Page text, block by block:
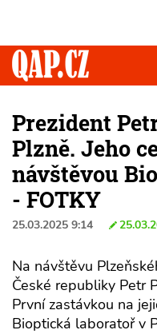
Prezident
Plzně. Jeho
návštěvou
- FOTKY
25.03.2025 9:14
Na návštěvu
České republiky Petr
První zastávkou na
Bioptická laboratoř v